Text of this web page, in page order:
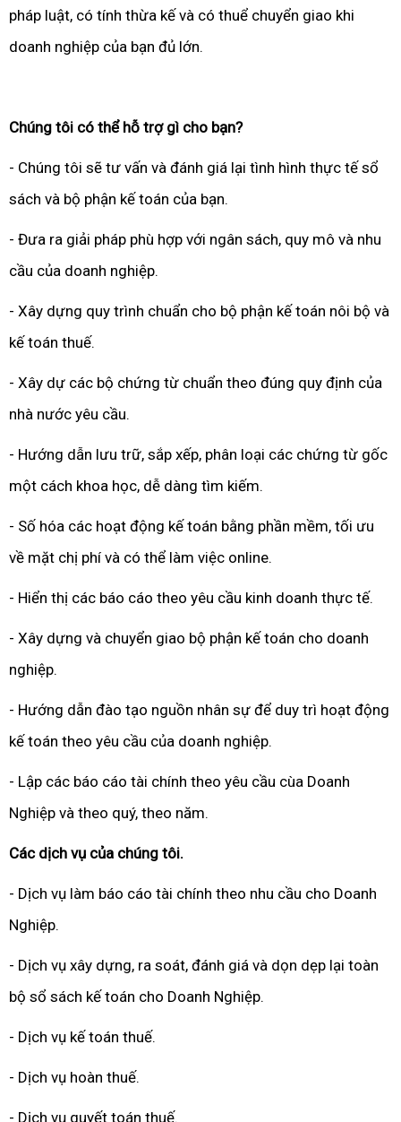
pháp luật, có tính thừa kế và có thuể chuyển giao khi
doanh nghiệp của bạn đủ lớn.
Chúng tôi có thể hỗ trợ gì cho bạn?
- Chúng tôi sẽ tư vấn và đánh giá lại tình hình thực tế sổ
sách và bộ phận kế toán của bạn.
- Đưa ra giải pháp phù hợp với ngân sách, quy mô và nhu
cầu của doanh nghiệp.
- Xây dựng quy trình chuẩn cho bộ phận kế toán nôi bộ và
kế toán thuế.
- Xây dự các bộ chứng từ chuẩn theo đúng quy định của
nhà nước yêu cầu.
- Hướng dẫn lưu trữ, sắp xếp, phân loại các chứng từ gốc
một cách khoa học, dễ dàng tìm kiếm.
- Số hóa các hoạt động kế toán bằng phần mềm, tối ưu
về mặt chị phí và có thể làm việc online.
- Hiển thị các báo cáo theo yêu cầu kinh doanh thực tế.
- Xây dựng và chuyển giao bộ phận kế toán cho doanh
nghiệp.
- Hướng dẫn đào tạo nguồn nhân sự để duy trì hoạt động
kế toán theo yêu cầu của doanh nghiệp.
- Lập các báo cáo tài chính theo yêu cầu cùa Doanh
Nghiệp và theo quý, theo năm.
Các dịch vụ của chúng tôi.
- Dịch vụ làm báo cáo tài chính theo nhu cầu cho Doanh
Nghiệp.
- Dịch vụ xây dựng, ra soát, đánh giá và dọn dẹp lại toàn
bộ sổ sách kế toán cho Doanh Nghiệp.
- Dịch vụ kế toán thuế.
- Dịch vụ hoàn thuế.
- Dịch vụ quyết toán thuế.